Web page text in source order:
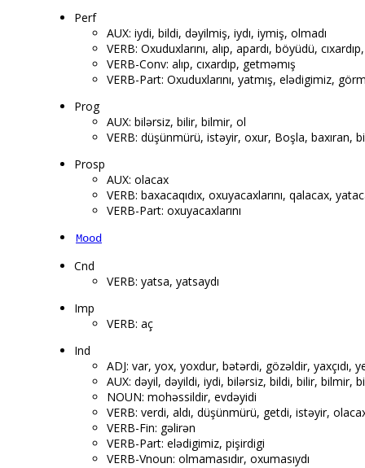
Perf
AUX: iydi, bildi, dəyilmiş, iydı, iymiş, olmadı
VERB: Oxuduxlarını, alıp, apardı, böyüdü,
VERB-Conv: alıp, cıxardıp, getməmış
VERB-Part: Oxuduxlarını, yatmış, elədigimiz,
Prog
AUX: bilərsiz, bilir, bilmir, ol
VERB: düşünmürü, istəyir, oxur, Boşla, baxıran,
Prosp
AUX: olacax
VERB: baxacaqıdıx, oxuyacaxlarını, qalacax,
VERB-Part: oxuyacaxlarını
Mood
Cnd
VERB: yatsa, yatsaydı
Imp
VERB: aç
Ind
ADJ: var, yox, yoxdur, bətərdi, gözəldir, yaxçıdı,
AUX: dəyil, dəyildi, iydi, bilərsiz, bildi, bilir, bilmir,
NOUN: mohəssildir, evdəyidi
VERB: verdi, aldı, düşünmürü, getdi, istəyir,
VERB-Fin: gəlirən
VERB-Part: elədigimiz, pişirdigi
VERB-Vnoun: olmamasıdır, oxumasıydı